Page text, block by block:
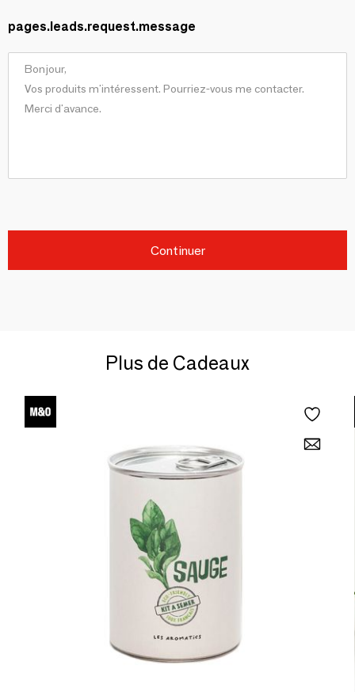
pages.leads.request.message
Continuer
Plus de Cadeaux